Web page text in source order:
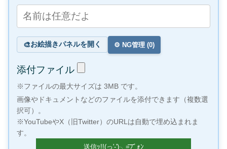
🎨お絵描きパネルを開く ⚙️ NG管理 (0)
添付ファイル
※ファイルの最大サイズは 3MB です。
画像やドキュメントなどのファイルを添付できます（複数選
択可）。
※YouTubeやX（旧Twitter）のURLは自動で埋め込まれま
す。